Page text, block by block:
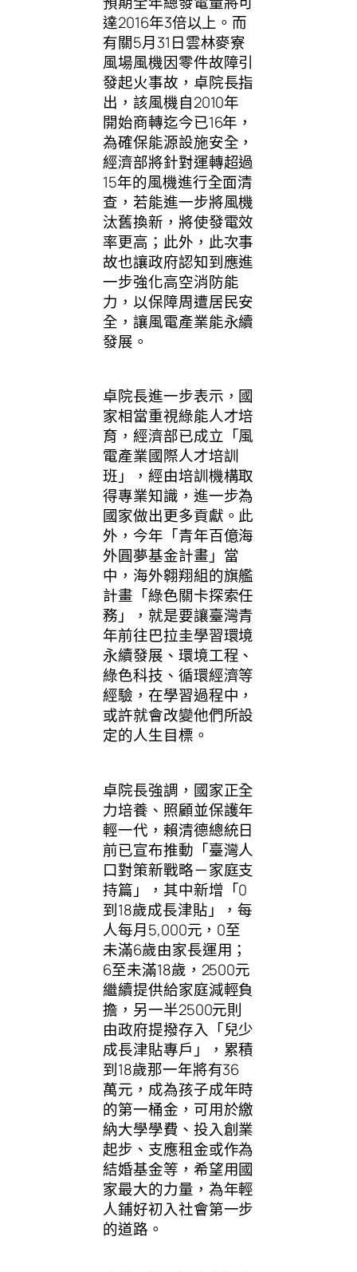
達2016年3倍以上。而
有關5月31日雲林麥寮
風場風機因零件故障引
發起火事故，卓院長指
出，該風機自2010年
開始商轉迄今已16年，
為確保能源設施安全，
經濟部將針對運轉超過
15年的風機進行全面清
查，若能進一步將風機
汰舊換新，將使發電效
率更高；此外，此次事
故也讓政府認知到應進
一步強化高空消防能
力，以保障周遭居民安
全，讓風電產業能永續
發展。
卓院長進一步表示，國
家相當重視綠能人才培
育，經濟部已成立「風
電產業國際人才培訓
班」，經由培訓機構取
得專業知識，進一步為
國家做出更多貢獻。此
外，今年「青年百億海
外圓夢基金計畫」當
中，海外翱翔組的旗艦
計畫「綠色關卡探索任
務」，就是要讓臺灣青
年前往巴拉圭學習環境
永續發展、環境工程、
綠色科技、循環經濟等
經驗，在學習過程中，
或許就會改變他們所設
定的人生目標。
卓院長強調，國家正全
力培養、照顧並保護年
輕一代，賴清德總統日
前已宣布推動「臺灣人
口對策新戰略－家庭支
持篇」，其中新增「0
到18歲成長津貼」，每
人每月5,000元，0至
未滿6歲由家長運用；
6至未滿18歲，2500元
繼續提供給家庭減輕負
擔，另一半2500元則
由政府提撥存入「兒少
成長津貼專戶」，累積
到18歲那一年將有36
萬元，成為孩子成年時
的第一桶金，可用於繳
納大學學費、投入創業
起步、支應租金或作為
結婚基金等，希望用國
家最大的力量，為年輕
人鋪好初入社會第一步
的道路。